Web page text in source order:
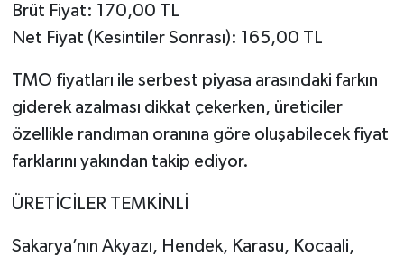
Brüt Fiyat: 170,00 TL
Net Fiyat (Kesintiler Sonrası): 165,00 TL
TMO fiyatları ile serbest piyasa arasındaki farkın
giderek azalması dikkat çekerken, üreticiler
özellikle randıman oranına göre oluşabilecek fiyat
farklarını yakından takip ediyor.
ÜRETİCİLER TEMKİNLİ
Sakarya’nın Akyazı, Hendek, Karasu, Kocaali,